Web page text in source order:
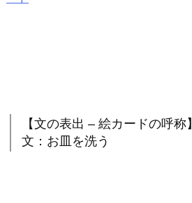
【文の表出 – 絵カードの呼称】
文：お皿を洗う